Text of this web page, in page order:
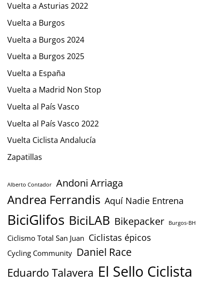
Vuelta a Asturias 2022
Vuelta a Burgos
Vuelta a Burgos 2024
Vuelta a Burgos 2025
Vuelta a España
Vuelta a Madrid Non Stop
Vuelta al País Vasco
Vuelta al País Vasco 2022
Vuelta Ciclista Andalucía
Zapatillas
Alberto Contador Andoni Arriaga
Andrea Ferrandis Aquí Nadie Entrena
BiciGlifos BiciLAB Bikepacker Burgos-BH
Ciclismo Total San Juan Ciclistas épicos
Cycling Community Daniel Race
Eduardo Talavera El Sello Ciclista